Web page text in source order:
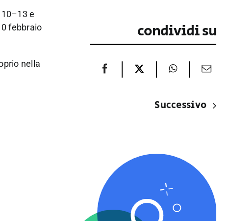
e
febbraio
nella
condividi su
Successivo